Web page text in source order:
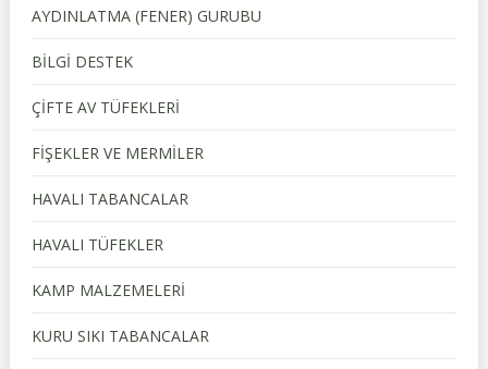
AYDINLATMA (FENER) GURUBU
BİLGİ DESTEK
ÇİFTE AV TÜFEKLERİ
FİŞEKLER VE MERMİLER
HAVALI TABANCALAR
HAVALI TÜFEKLER
KAMP MALZEMELERİ
KURU SIKI TABANCALAR